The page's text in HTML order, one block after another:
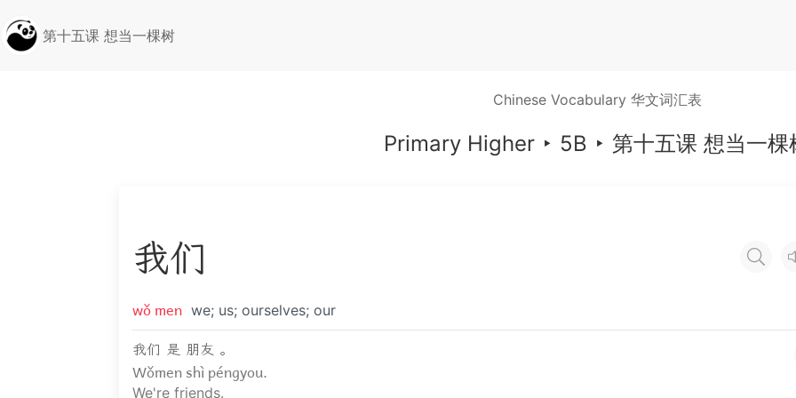
第十五课 想当一棵树
Chinese Vocabulary 华文词汇表
Primary Higher ‣ 5B ‣ 第十五课 想当一棵
我们
wǒ men we; us; ourselves; our
我们 是 朋友 。
Wǒmen shì péngyou.
We're friends.